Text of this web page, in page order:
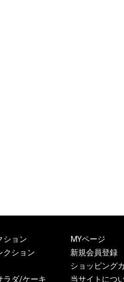
ション
クション
ラダ/ケーキ
MYページ
新規会員登録
ショッピング
当サイトにつ